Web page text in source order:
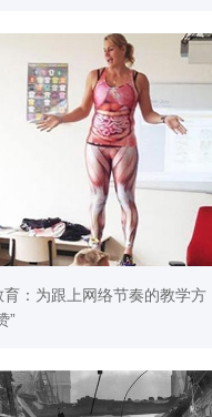
育：为跟上网络节奏的教学方
”